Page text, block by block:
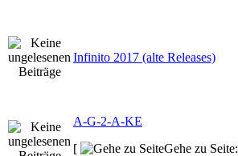
Infinito 2017 (alte Releases)
A-G-2-A-KE
[
Gehe zu Seite: